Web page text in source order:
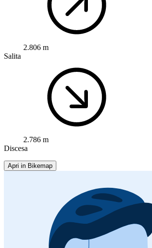
2.806 m
Salita
2.786 m
Discesa
Apri in Bikemap